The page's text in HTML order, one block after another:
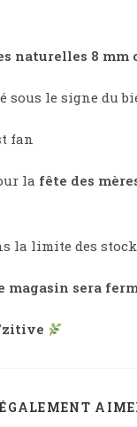
naturelles 8 mm
sous le signe du
fan
la fête des
la limite des
magasin sera